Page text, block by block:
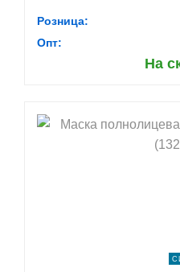
Розница:
Опт:
На
shopping_cart